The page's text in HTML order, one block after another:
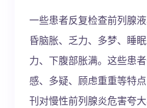
一些患者反复检查前列腺
昏脑胀、乏力、多梦、睡
力、下腹部胀满。这些患
感、多疑、顾虑重重等特
刊对慢性前列腺炎危害夸